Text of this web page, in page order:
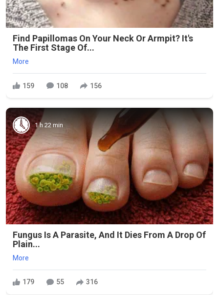
Find Papillomas On Your Neck Or Armpit? It's
The First Stage Of...
More
159 108 156
1 h 22 min
Fungus Is A Parasite, And It Dies From A Drop Of
Plain...
More
179 55 316